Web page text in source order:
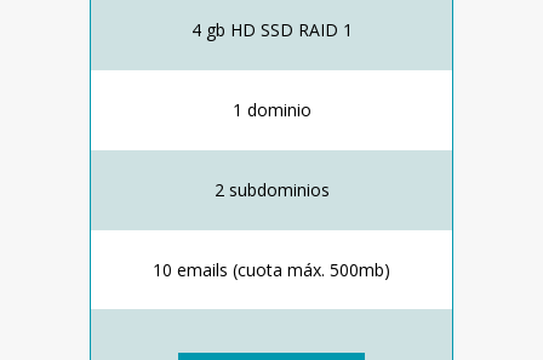
4 gb HD SSD RAID 1
1 dominio
2 subdominios
10 emails (cuota máx. 500mb)